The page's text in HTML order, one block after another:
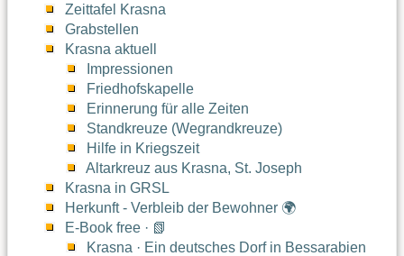
Zeittafel Krasna
Grabstellen
Krasna aktuell
Impressionen
Friedhofskapelle
Erinnerung für alle Zeiten
Standkreuze (Wegrandkreuze)
Hilfe in Kriegszeit
Altarkreuz aus Krasna, St. Joseph
Krasna in GRSL
Herkunft - Verbleib der Bewohner 🌍
E-Book free · 📗
Krasna · Ein deutsches Dorf in Bessarabien